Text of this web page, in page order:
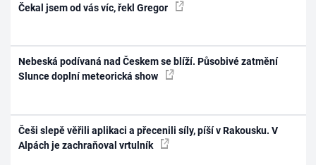
Čekal jsem od vás víc, řekl Gregor
Nebeská podívaná nad Českem se blíží. Působivé zatmění
Slunce doplní meteorická show
Češi slepě věřili aplikaci a přecenili síly, píší v Rakousku. V
Alpách je zachraňoval vrtulník